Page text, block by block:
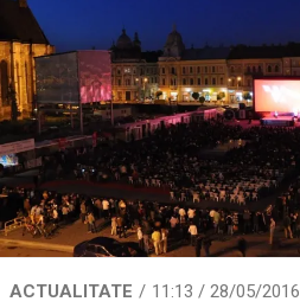
ACTUALITATE 11:13 / 28/05/2016